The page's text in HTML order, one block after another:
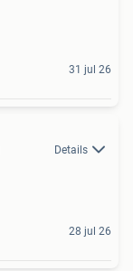
31 jul 26
Details
28 jul 26